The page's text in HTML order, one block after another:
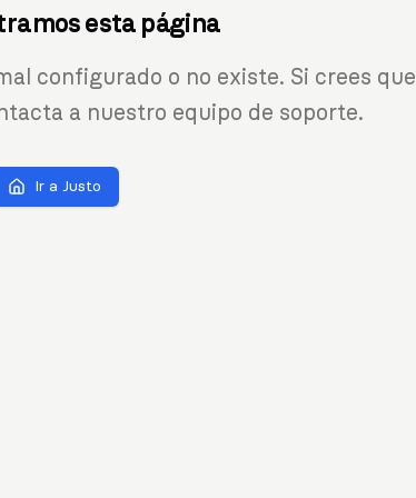
esta página
configurado o no existe. Si crees que
a nuestro equipo de soporte.
Ir a Justo